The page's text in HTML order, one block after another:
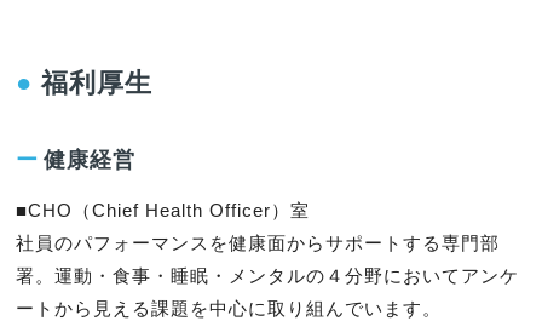
● 福利厚生
ー 健康経営
■CHO（Chief Health Officer）室
社員のパフォーマンスを健康面からサポートする専門部
署。運動・食事・睡眠・メンタルの４分野においてアンケ
ートから見える課題を中心に取り組んでいます。